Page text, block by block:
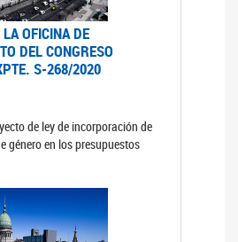
OFICINA DE
DEL CONGRESO
S-268/2020
de ley de incorporación de
género en los presupuestos